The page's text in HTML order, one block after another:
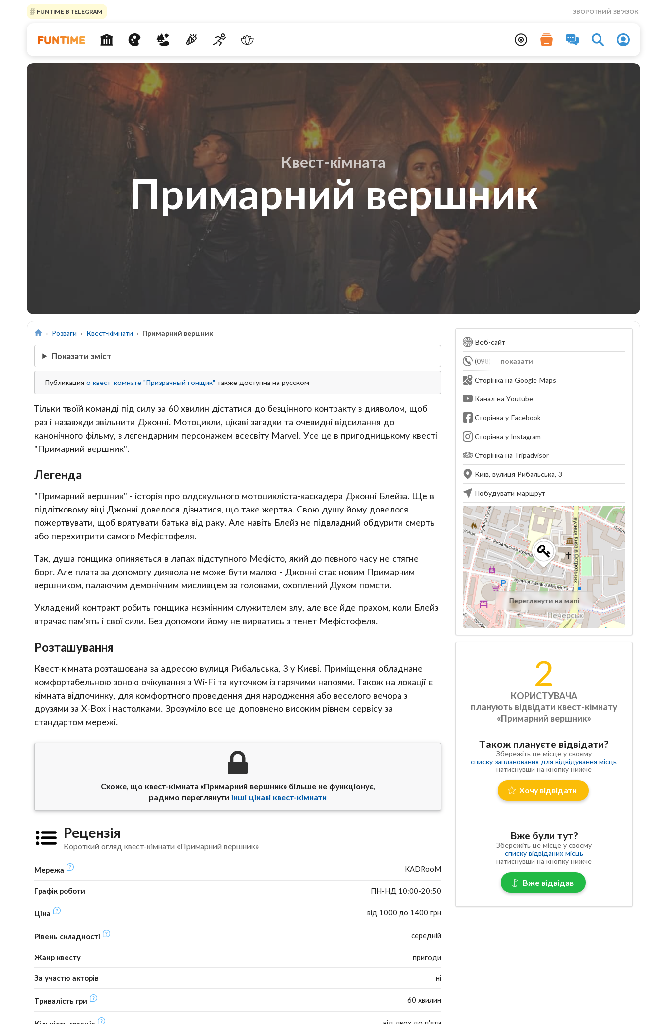
FUNTIME В TELEGRAM ЗВОРОТНИЙ ЗВ'ЯЗОК
Квест-кімната
Примарний вершник
Розваги Квест-кімнати Примарний вершник
Показати зміст
Публикация о квест-комнате "Призрачный гонщик" также доступна на русском
Тільки твоїй команді під силу за 60 хвилин дістатися до безцінного контракту з дияволом, щоб
раз і назавжди звільнити Джонні. Мотоцикли, цікаві загадки та очевидні відсилання до
канонічного фільму, з легендарним персонажем всесвіту Marvel. Усе це в пригодницькому квесті
"Примарний вершник".
Легенда
"Примарний вершник" - історія про олдскульного мотоцикліста-каскадера Джонні Блейза. Ще в
підлітковому віці Джонні довелося дізнатися, що таке жертва. Свою душу йому довелося
пожертвувати, щоб врятувати батька від раку. Але навіть Блейз не підвладний обдурити смерть
або перехитрити самого Мефістофеля.
Так, душа гонщика опиняється в лапах підступного Мефісто, який до певного часу не стягне
борг. Але плата за допомогу диявола не може бути малою - Джонні стає новим Примарним
вершником, палаючим демонічним мисливцем за головами, охоплений Духом помсти.
Укладений контракт робить гонщика незмінним служителем злу, але все йде прахом, коли Блейз
втрачає пам'ять і свої сили. Без допомоги йому не вирватись з тенет Мефістофеля.
Розташування
Квест-кімната розташована за адресою вулиця Рибальська, 3 у Києві. Приміщення обладнане
комфортабельною зоною очікування з Wi-Fi та куточком із гарячими напоями. Також на локації є
кімната відпочинку, для комфортного проведення дня народження або веселого вечора з
друзями за X-Box і настолками. Зрозуміло все це доповнено високим рівнем сервісу за
стандартом мережі.
Схоже, що квест-кімната «Примарний вершник» більше не функціонує,
радимо переглянутиінші цікаві квест-кімнати
Рецензія
Короткий огляд квест-кімнати «Примарний вершник»
Мережа KADRooM
Графік роботи ПН-НД 10:00-20:50
Ціна від 1000 до 1400 грн
Рівень складності середній
Жанр квесту пригоди
За участю акторів ні
Тривалість гри 60 хвилин
Веб-сайт
показати
(098) 641-94-34
Сторінка на Google Maps
Канал на Youtube
Сторінка у Facebook
Сторінка у Instagram
Сторінка на Tripadvisor
Київ, вулиця Рибальська, 3
Побудувати маршрут
Переглянути на мапі
2
КОРИСТУВАЧА
планують відвідати квест-кімнату
«Примарний вершник»
Також плануєте відвідати?
Збережіть це місце у своєму
списку запланованих для відвідування місць
натиснувши на кнопку нижче
Хочу відвідати
Вже були тут?
Збережіть це місце у своєму
списку відвіданих місць
натиснувши на кнопку нижче
Вже відвідав